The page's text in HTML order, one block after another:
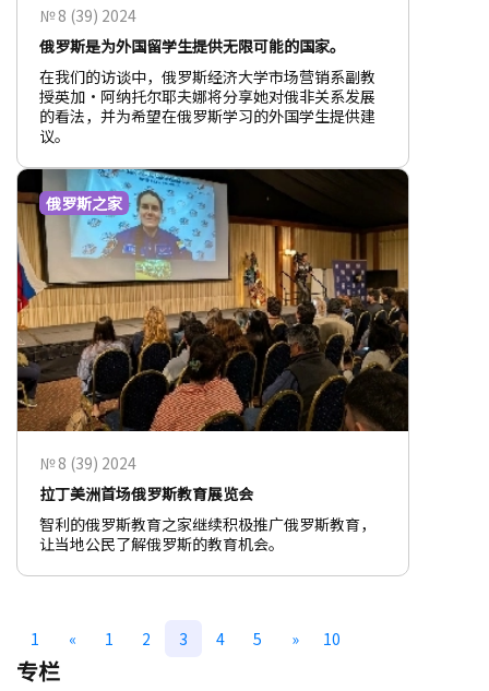
№ 8 (39) 2024
俄罗斯是为外国留学生提供无限可能的国家。
在我们的访谈中，俄罗斯经济大学市场营销系副教
授英加•阿纳托尔耶夫娜将分享她对俄非关系发展
的看法，并为希望在俄罗斯学习的外国学生提供建
议。
俄罗斯之家
№ 8 (39) 2024
拉丁美洲首场俄罗斯教育展览会
智利的俄罗斯教育之家继续积极推广俄罗斯教育，
让当地公民了解俄罗斯的教育机会。
1 « 1 2 3 4 5 » 10
专栏